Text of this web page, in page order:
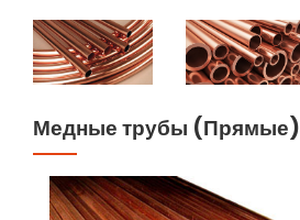
Медные трубы (Прямые)